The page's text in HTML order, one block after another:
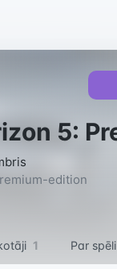
edition
1 Par spēli